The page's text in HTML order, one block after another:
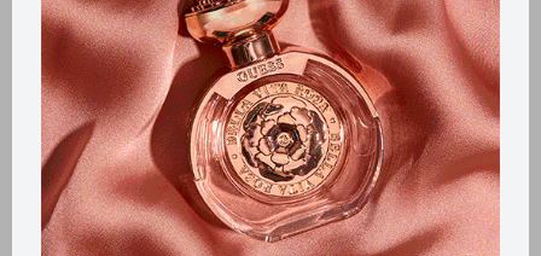
Métodos y costos de envío
Retiros gratuitos en tiendas
Productos que te pueden interesar